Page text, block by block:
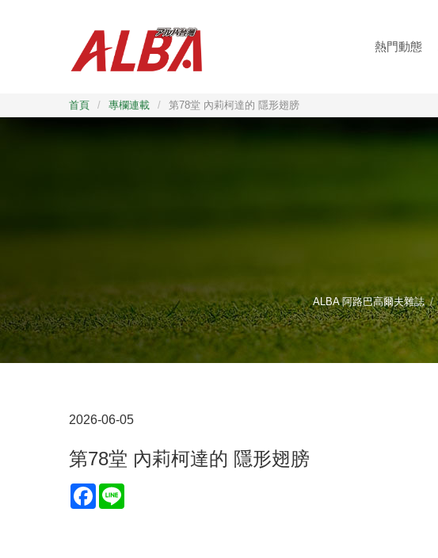
熱門動態
首頁 / 專欄連載 / 第78堂 內莉柯達的 隱形翅膀
ALBA 阿路巴高爾夫雜誌
2026-06-05
第78堂 內莉柯達的 隱形翅膀
Facebook